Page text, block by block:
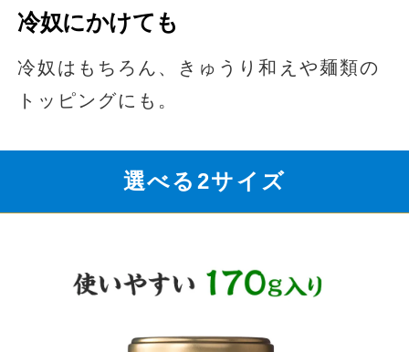
冷奴にかけても
冷奴はもちろん、きゅうり和えや麺類の
トッピングにも。
選べる2サイズ